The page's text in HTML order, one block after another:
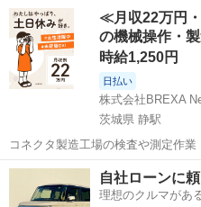
長崎 佐世保市 スポーツ
≪月収22万円
の機械操作・
時給1,250円
日払い
株式会社BREXA
茨城県 静駅
コネクタ製造工場の検査や測定作
日128日★クリーンルーム内作業★
★就業先食堂利用可！日払い制度あり
工場のお仕事 ◇コネクタ製造工...
茨城 常陸大宮市
自社ローンに
理想のクルマがあ